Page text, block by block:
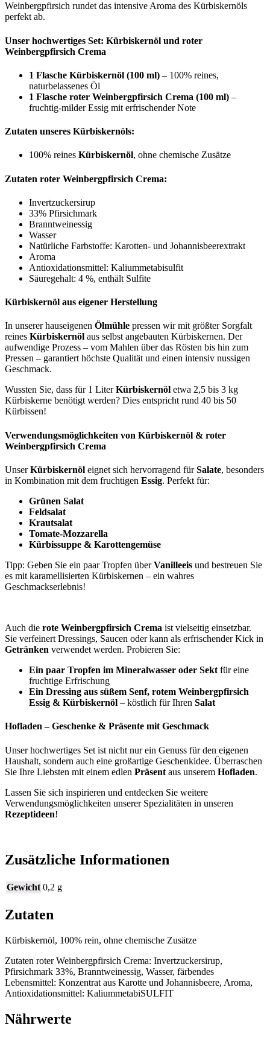
Weinbergpfirsich rundet das intensive Aroma des Kürbiskernöls
perfekt ab.
Unser hochwertiges Set: Kürbiskernöl und roter
Weinbergpfirsich Crema
1 Flasche Kürbiskernöl (100 ml) – 100% reines,
naturbelassenes Öl
1 Flasche roter Weinbergpfirsich Crema (100 ml) –
fruchtig-milder Essig mit erfrischender Note
Zutaten unseres Kürbiskernöls:
100% reines Kürbiskernöl, ohne chemische Zusätze
Zutaten roter Weinbergpfirsich Crema:
Invertzuckersirup
33% Pfirsichmark
Branntweinessig
Wasser
Natürliche Farbstoffe: Karotten- und Johannisbeerextrakt
Aroma
Antioxidationsmittel: Kaliummetabisulfit
Säuregehalt: 4 %, enthält Sulfite
Kürbiskernöl aus eigener Herstellung
In unserer hauseigenen Ölmühle pressen wir mit größter Sorgfalt
reines Kürbiskernöl aus selbst angebauten Kürbiskernen. Der
aufwendige Prozess – vom Mahlen über das Rösten bis hin zum
Pressen – garantiert höchste Qualität und einen intensiv nussigen
Geschmack.
Wussten Sie, dass für 1 LiterKürbiskernöl etwa 2,5 bis 3 kg
Kürbiskerne benötigt werden? Dies entspricht rund 40 bis 50
Kürbissen!
Verwendungsmöglichkeiten von Kürbiskernöl & roter
Weinbergpfirsich Crema
UnserKürbiskernöl eignet sich hervorragend fürSalate, besonders
in Kombination mit dem fruchtigen Essig. Perfekt für:
Grünen Salat
Feldsalat
Krautsalat
Tomate-Mozzarella
Kürbissuppe & Karottengemüse
Tipp: Geben Sie ein paar Tropfen überVanilleeis und bestreuen Sie
es mit karamellisierten Kürbiskernen – ein wahres
Geschmackserlebnis!
Auch die rote Weinbergpfirsich Crema ist vielseitig einsetzbar.
Sie verfeinert Dressings, Saucen oder kann als erfrischender Kick in
Getränken verwendet werden. Probieren Sie:
Ein paar Tropfen im Mineralwasser oder Sekt für eine
fruchtige Erfrischung
Ein Dressing aus süßem Senf, rotem Weinbergpfirsich
Essig & Kürbiskernöl – köstlich für Ihren Salat
Hofladen – Geschenke & Präsente mit Geschmack
Unser hochwertiges Set ist nicht nur ein Genuss für den eigenen
Haushalt, sondern auch eine großartige Geschenkidee. Überraschen
Sie Ihre Liebsten mit einem edlen Präsent aus unserem Hofladen.
Lassen Sie sich inspirieren und entdecken Sie weitere
Verwendungsmöglichkeiten unserer Spezialitäten in unseren
Rezeptideen!
Zusätzliche Informationen
Gewicht 0,2 g
Zutaten
Kürbiskernöl, 100% rein, ohne chemische Zusätze
Zutaten roter Weinbergpfirsich Crema: Invertzuckersirup,
Pfirsichmark 33%, Branntweinessig, Wasser, färbendes
Lebensmittel: Konzentrat aus Karotte und Johannisbeere, Aroma,
Antioxidationsmittel: KaliummetabiSULFIT
Nährwerte